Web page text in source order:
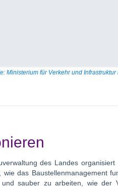
Ministerium für Verkehr und
des Landes organisiert
das Baustellenmanagement
sauber zu arbeiten, wie der